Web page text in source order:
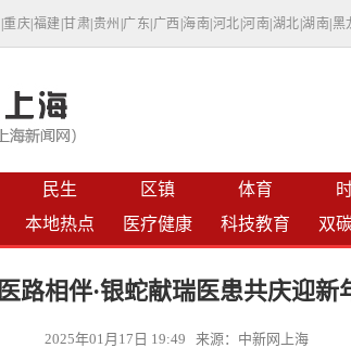
|重庆 福建 |甘肃 贵州 广东 广西 海南 河北 |河南 湖北 |湖南 黑
民生 区镇 体育
本地热点 医疗健康 科技教育 双
医路相伴·银蛇献瑞医患共庆迎新
2025年01月17日 19:49 来源：中新网上海